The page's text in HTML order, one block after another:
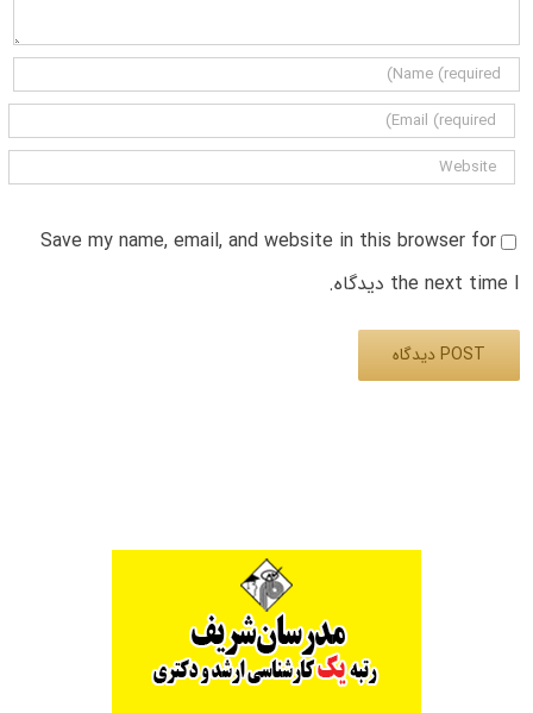
Save my name, email, and website in this browser for
the next time I دیدگاه.